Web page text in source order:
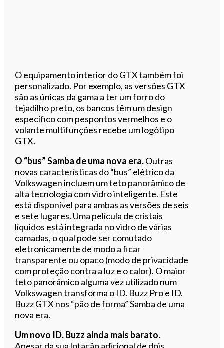
O equipamento interior do GTX também foi
personalizado. Por exemplo, as versões GTX
são as únicas da gama a ter um forro do
tejadilho preto, os bancos têm um design
específico com pespontos vermelhos e o
volante multifunções recebe um logótipo
GTX.
O “bus” Samba de uma nova era.Outras
novas características do “bus” elétrico da
Volkswagen incluem um teto panorâmico de
alta tecnologia com vidro inteligente. Este
está disponível para ambas as versões de seis
e sete lugares. Uma película de cristais
líquidos está integrada no vidro de várias
camadas, o qual pode ser comutado
eletronicamente de modo a ficar
transparente ou opaco (modo de privacidade
com proteção contra a luz e o calor). O maior
teto panorâmico alguma vez utilizado num
Volkswagen transforma o ID. Buzz Pro e ID.
Buzz GTX nos “pão de forma” Samba de uma
nova era.
Um novo ID. Buzz ainda mais barato.